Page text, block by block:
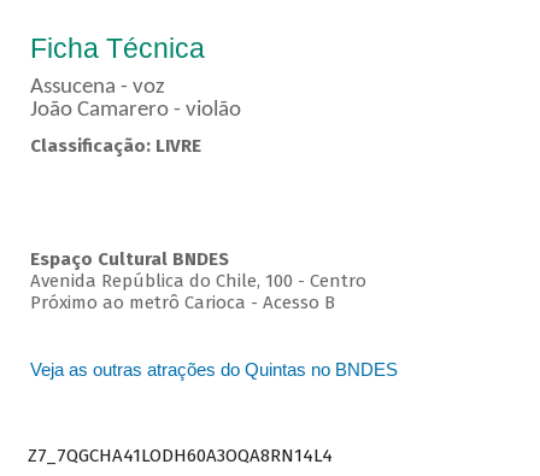
Ficha Técnica
Assucena - voz
João Camarero - violão
Classificação: LIVRE
Espaço Cultural BNDES
Avenida República do Chile, 100 - Centro
Próximo ao metrô Carioca - Acesso B
Veja as outras atrações do Quintas no BNDES
Z7_7QGCHA41LODH60A3OQA8RN14L4